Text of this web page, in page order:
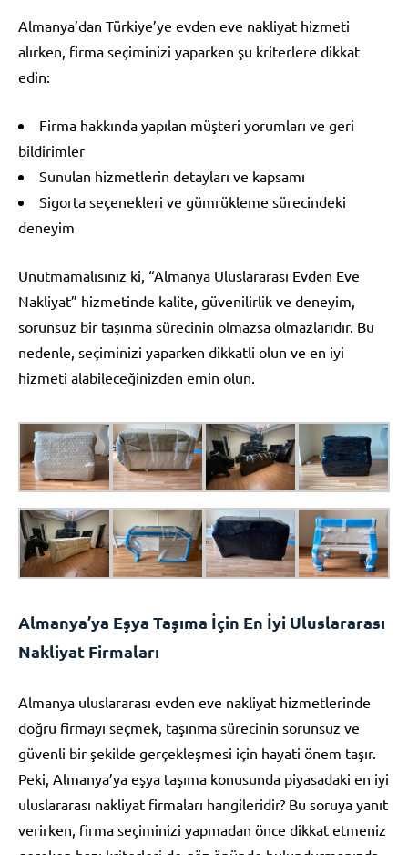
Almanya’dan Türkiye’ye evden eve nakliyat hizmeti
alırken, firma seçiminizi yaparken şu kriterlere dikkat
edin:
Firma hakkında yapılan müşteri yorumları ve geri
bildirimler
Sunulan hizmetlerin detayları ve kapsamı
Sigorta seçenekleri ve gümrükleme sürecindeki
deneyim
Unutmamalısınız ki, “Almanya Uluslararası Evden Eve
Nakliyat” hizmetinde kalite, güvenilirlik ve deneyim,
sorunsuz bir taşınma sürecinin olmazsa olmazlarıdır. Bu
nedenle, seçiminizi yaparken dikkatli olun ve en iyi
hizmeti alabileceğinizden emin olun.
Almanya’ya Eşya Taşıma İçin En İyi Uluslararası
Nakliyat Firmaları
Almanya uluslararası evden eve nakliyat hizmetlerinde
doğru firmayı seçmek, taşınma sürecinin sorunsuz ve
güvenli bir şekilde gerçekleşmesi için hayati önem taşır.
Peki, Almanya’ya eşya taşıma konusunda piyasadaki en iyi
uluslararası nakliyat firmaları hangileridir? Bu soruya yanıt
verirken, firma seçiminizi yapmadan önce dikkat etmeniz